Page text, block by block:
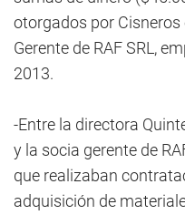
otorgados por
Gerente de RAF SRL,
2013.
-Entre la directora
y la socia gerente de
que realizaban
adquisición de